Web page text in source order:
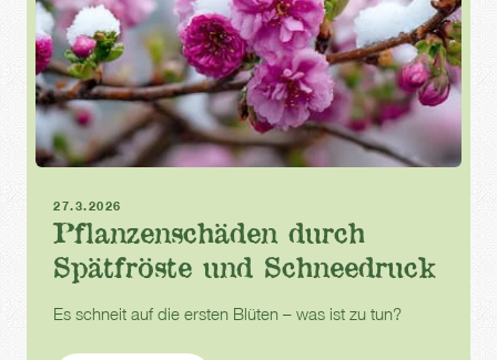
27.3.2026
Pflanzenschäden durch
Spätfröste und Schneedruck
Es schneit auf die ersten Blüten – was ist zu tun?